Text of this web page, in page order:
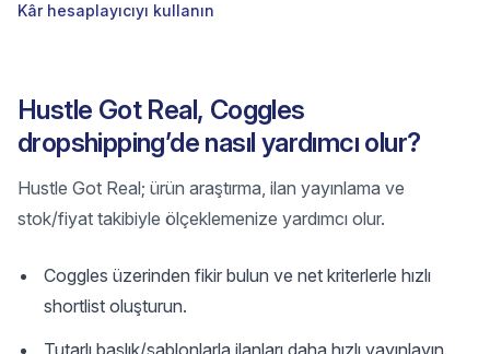
Kâr hesaplayıcıyı kullanın
Hustle Got Real, Coggles
dropshipping’de nasıl yardımcı olur?
Hustle Got Real; ürün araştırma, ilan yayınlama ve
stok/fiyat takibiyle ölçeklemenize yardımcı olur.
Coggles üzerinden fikir bulun ve net kriterlerle hızlı
shortlist oluşturun.
Tutarlı başlık/şablonlarla ilanları daha hızlı yayınlayın.